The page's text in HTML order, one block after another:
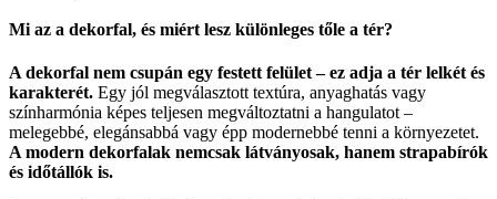
Mi az a dekorfal, és miért lesz különleges tőle a tér?
A dekorfal nem csupán egy festett felület – ez adja a tér lelkét és
karakterét. Egy jól megválasztott textúra, anyaghatás vagy
színharmónia képes teljesen megváltoztatni a hangulatot –
melegebbé, elegánsabbá vagy épp modernebbé tenni a környezetet.
A modern dekorfalak nemcsak látványosak, hanem strapabírók
és időtállók is.